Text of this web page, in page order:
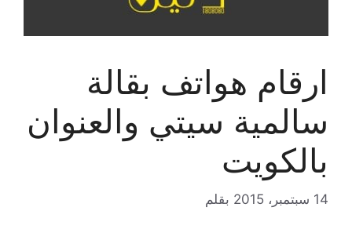
ارقام هواتف بقالة
سالمية سيتي والعنوان
بالكويت
14 سبتمبر، 2015 بقلم